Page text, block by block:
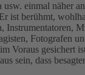
einmal
berühmt,
Fotografen
Voraus
sein, dass